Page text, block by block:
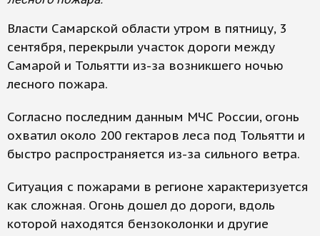
Власти Самарской области утром в пятницу, 3
сентября, перекрыли участок дороги между
Самарой и Тольятти из-за возникшего ночью
лесного пожара.
Согласно последним данным МЧС России, огонь
охватил около 200 гектаров леса под Тольятти и
быстро распространяется из-за сильного ветра.
Ситуация с пожарами в регионе характеризуется
как сложная. Огонь дошел до дороги, вдоль
которой находятся бензоколонки и другие